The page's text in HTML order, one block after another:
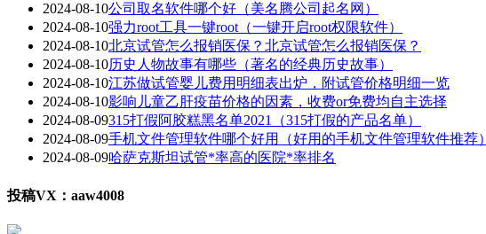
2024-08-10公司取名软件哪个好（美名腾公司起名网）
2024-08-10强力root工具一键root（一键开启root权限软件）
2024-08-10北京试管怎么报销医保？北京试管怎么报销医保？
2024-08-10历史人物故事有哪些（著名的经典历史故事）
2024-08-10江苏做试管婴儿费用明细表出炉，附试管价格明细一览
2024-08-10影响儿童乙肝疫苗价格的因素，收费or免费均自主选择
2024-08-09315打假阿胶糕黑名单2021（315打假的产品名单）
2024-08-09手机文件管理软件哪个好用（好用的手机文件管理软件推荐）
2024-08-09哈萨克斯坦试管*率高的医院*率排名
投稿VX：aaw4008